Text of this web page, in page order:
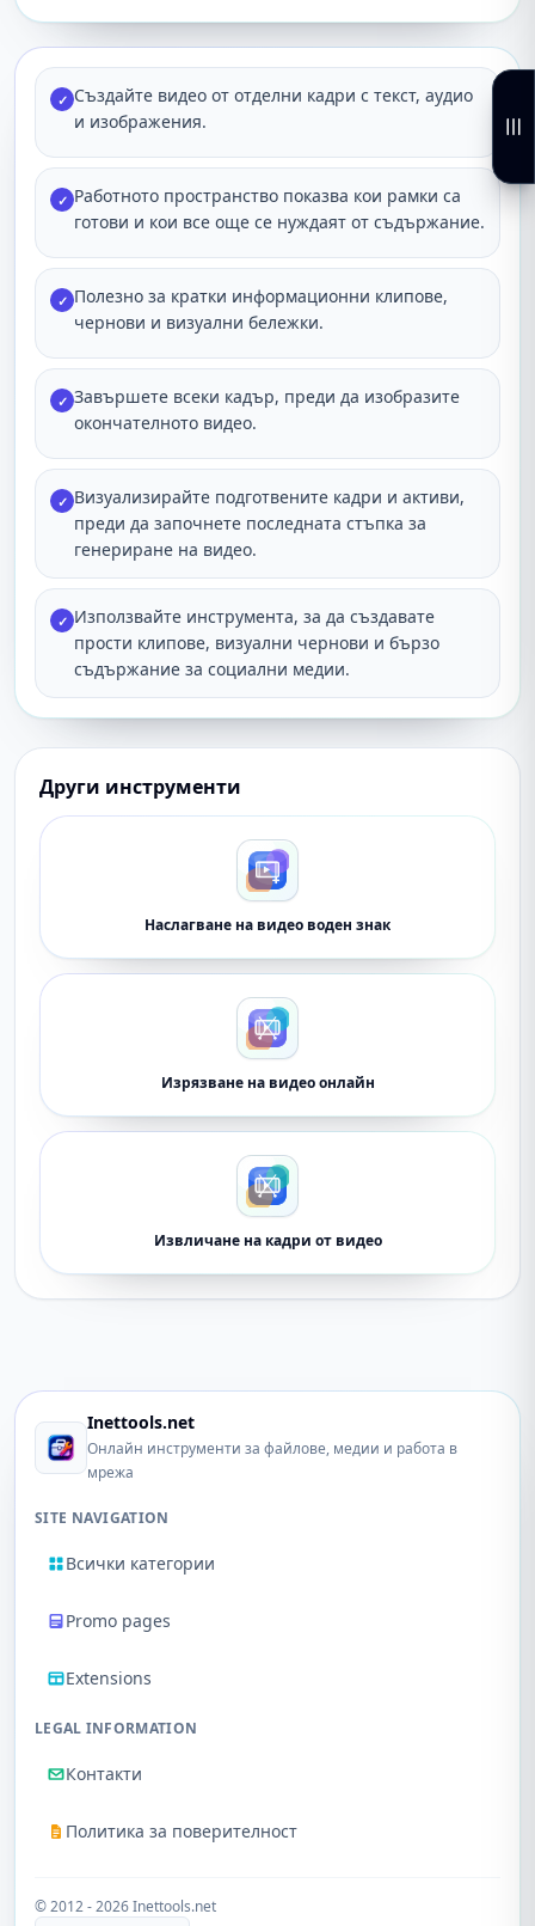
✓ Създайте видео от отделни кадри с текст, аудио
и изображения.
✓ Работното пространство показва кои рамки са
готови и кои все още се нуждаят от съдържание.
✓ Полезно за кратки информационни клипове,
чернови и визуални бележки.
✓ Завършете всеки кадър, преди да изобразите
окончателното видео.
✓ Визуализирайте подготвените кадри и активи,
преди да започнете последната стъпка за
генериране на видео.
✓ Използвайте инструмента, за да създавате
прости клипове, визуални чернови и бързо
съдържание за социални медии.
Други инструменти
Наслагване на видео воден знак
Изрязване на видео онлайн
Извличане на кадри от видео
Inettools.net
Онлайн инструменти за файлове, медии и работа в
мрежа
SITE NAVIGATION
Всички категории
Promo pages
Extensions
LEGAL INFORMATION
Контакти
Политика за поверителност
© 2012 - 2026 Inettools.net